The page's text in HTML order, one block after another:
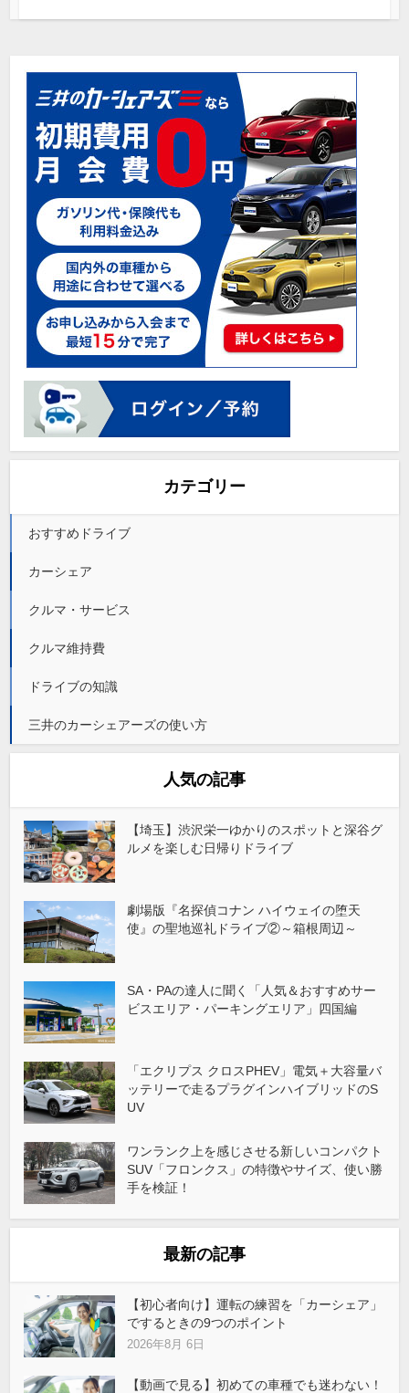
カテゴリー
おすすめドライブ
カーシェア
クルマ・サービス
クルマ維持費
ドライブの知識
三井のカーシェアーズの使い方
人気の記事
【埼玉】渋沢栄一ゆかりのスポットと深谷グ
ルメを楽しむ日帰りドライブ
劇場版『名探偵コナン ハイウェイの堕天
使』の聖地巡礼ドライブ②～箱根周辺～
SA・PAの達人に聞く「人気＆おすすめサー
ビスエリア・パーキングエリア」四国編
「エクリプス クロスPHEV」電気＋大容量バ
ッテリーで走るプラグインハイブリッドのS
UV
ワンランク上を感じさせる新しいコンパクト
SUV「フロンクス」の特徴やサイズ、使い勝
手を検証！
最新の記事
【初心者向け】運転の練習を「カーシェア」
でするときの9つのポイント
2026年8月 6日
【動画で見る】初めての車種でも迷わない！